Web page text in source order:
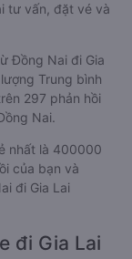
tư vấn, đặt vé và
Đồng Nai đi Gia
Trung bình
297 phản hồi
Nai.
nhất là 400000
của bạn và
đi Gia Lai
đi Gia Lai